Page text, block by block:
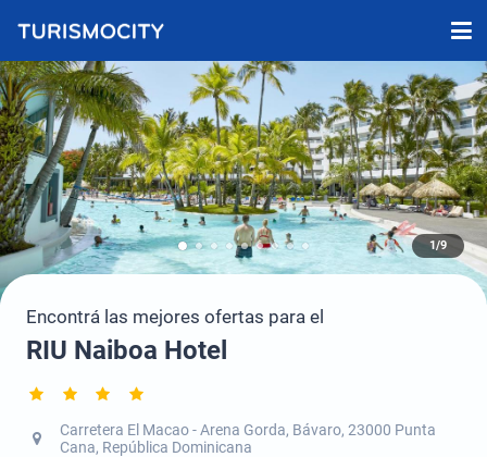
1/9
Encontrá las mejores ofertas para el
RIU Naiboa Hotel
Carretera El Macao - Arena Gorda, Bávaro, 23000 Punta
Cana, República Dominicana